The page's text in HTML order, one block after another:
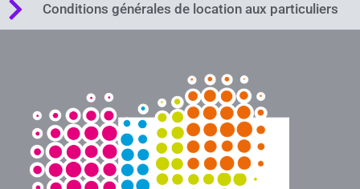
Conditions générales de location aux particuliers